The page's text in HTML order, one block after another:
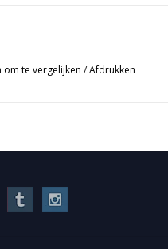
om te vergelijken /Afdrukken